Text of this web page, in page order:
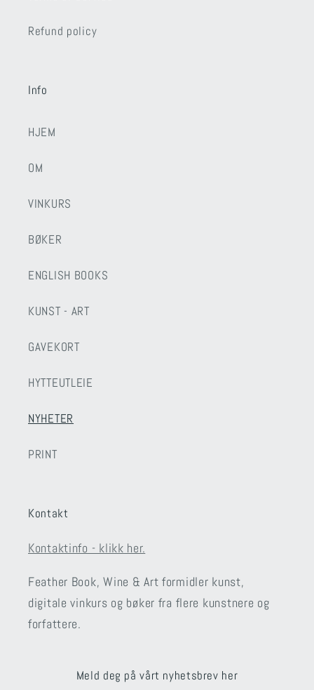
Refund policy
Info
HJEM
OM
VINKURS
BØKER
ENGLISH BOOKS
KUNST - ART
GAVEKORT
HYTTEUTLEIE
NYHETER
PRINT
Kontakt
Kontaktinfo - klikk her.
Feather Book, Wine & Art formidler kunst,
digitale vinkurs og bøker fra flere kunstnere og
forfattere.
Meld deg på vårt nyhetsbrev her